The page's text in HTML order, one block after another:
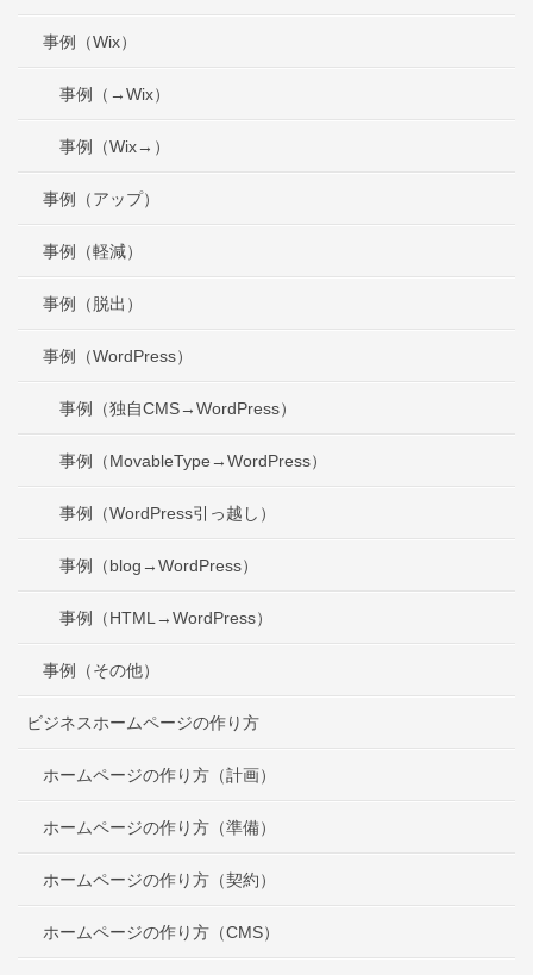
事例（Wix）
事例（→Wix）
事例（Wix→）
事例（アップ）
事例（軽減）
事例（脱出）
事例（WordPress）
事例（独自CMS→WordPress）
事例（MovableType→WordPress）
事例（WordPress引っ越し）
事例（blog→WordPress）
事例（HTML→WordPress）
事例（その他）
ビジネスホームページの作り方
ホームページの作り方（計画）
ホームページの作り方（準備）
ホームページの作り方（契約）
ホームページの作り方（CMS）